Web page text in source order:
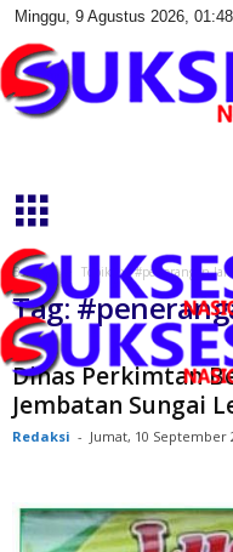
Minggu, 9 Agustus 2026,
s
i
a
s
Beranda Topik #penerangan
Tag:
Dinas Perkimtan
Jembatan Sungai
Redaksi - Jumat, 10 September